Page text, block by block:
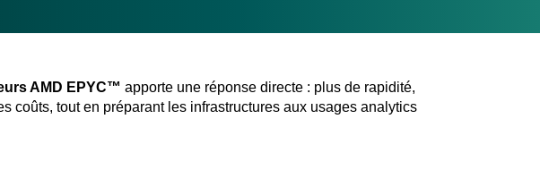
AMD EPYC™ apporte une réponse directe : plus de rapidité,
coûts, tout en préparant les infrastructures aux usages analytics